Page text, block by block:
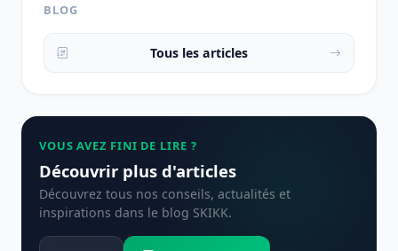
BLOG
Tous les articles
VOUS AVEZ FINI DE LIRE ?
Découvrir plus d'articles
Découvrez tous nos conseils, actualités et
inspirations dans le blog SKIKK.